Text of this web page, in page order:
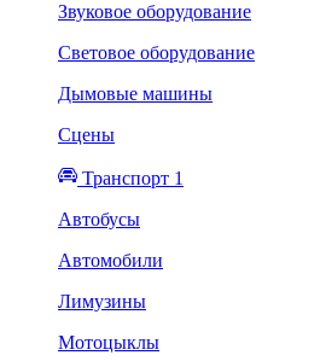
Звуковое оборудование
Световое оборудование
Дымовые машины
Сцены
Транспорт 1
Автобусы
Автомобили
Лимузины
Мотоцыклы